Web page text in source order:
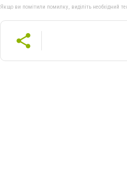
Якщо ви помітили помилку, виділіть необхідний